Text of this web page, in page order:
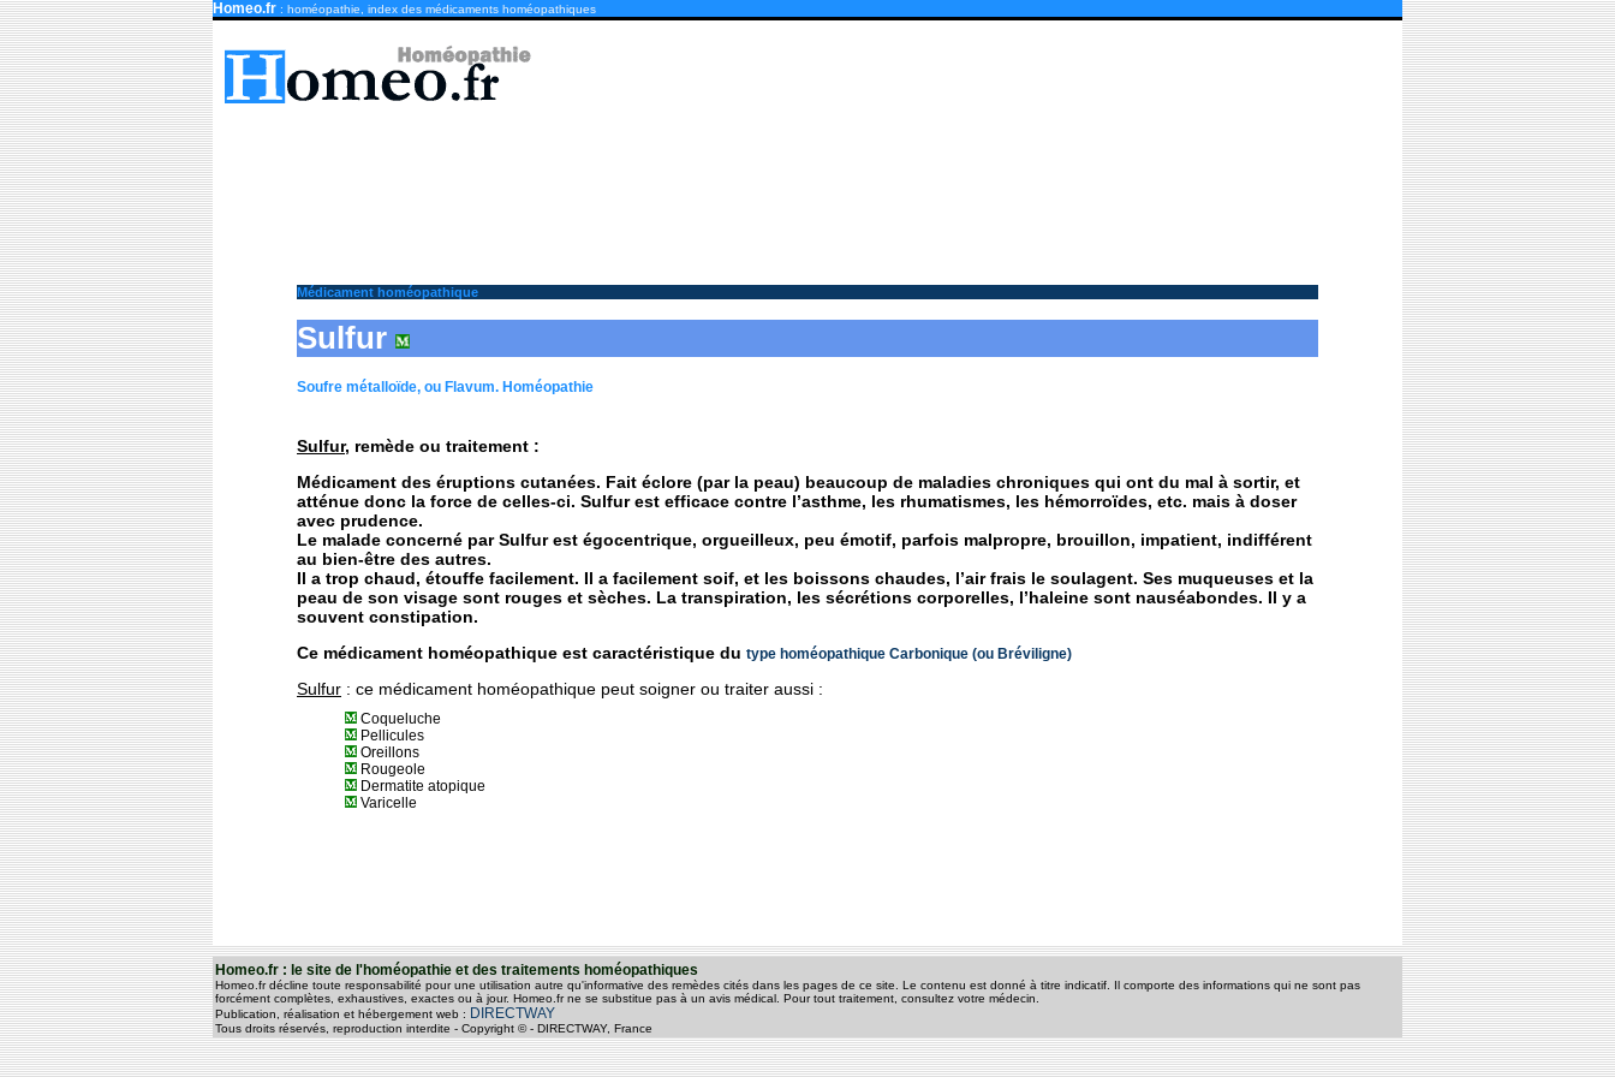
Homeo.fr : homéopathie, index des médicaments homéopathiques
Médicament homéopathique
Sulfur
Soufre métalloïde, ou Flavum. Homéopathie
Sulfur, remède ou traitement :
Médicament des éruptions cutanées. Fait éclore (par la peau) beaucoup de maladies chroniques qui ont du mal à sortir, et
atténue donc la force de celles-ci. Sulfur est efficace contre l’asthme, les rhumatismes, les hémorroïdes, etc. mais à doser
avec prudence.
Le malade concerné par Sulfur est égocentrique, orgueilleux, peu émotif, parfois malpropre, brouillon, impatient, indifférent
au bien-être des autres.
Il a trop chaud, étouffe facilement. Il a facilement soif, et les boissons chaudes, l’air frais le soulagent. Ses muqueuses et la
peau de son visage sont rouges et sèches. La transpiration, les sécrétions corporelles, l’haleine sont nauséabondes. Il y a
souvent constipation.
Ce médicament homéopathique est caractéristique du type homéopathique Carbonique (ou Bréviligne)
Sulfur : ce médicament homéopathique peut soigner ou traiter aussi :
Coqueluche
Pellicules
Oreillons
Rougeole
Dermatite atopique
Varicelle
Homeo.fr : le site de l'homéopathie et des traitements homéopathiques
Homeo.fr décline toute responsabilité pour une utilisation autre qu'informative des remèdes cités dans les pages de ce site. Le contenu est donné à titre indicatif. Il comporte des informations qui ne sont pas
forcément complètes, exhaustives, exactes ou à jour. Homeo.fr ne se substitue pas à un avis médical. Pour tout traitement, consultez votre médecin.
Publication, réalisation et hébergement web : DIRECTWAY
Tous droits réservés, reproduction interdite - Copyright © - DIRECTWAY, France